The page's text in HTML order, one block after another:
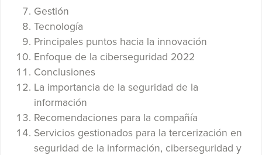
Gestión
Tecnología
Principales puntos hacia la innovación
Enfoque de la ciberseguridad 2022
Conclusiones
La importancia de la seguridad de la
información
Recomendaciones para la compañía
Servicios gestionados para la tercerización en
seguridad de la información, ciberseguridad y